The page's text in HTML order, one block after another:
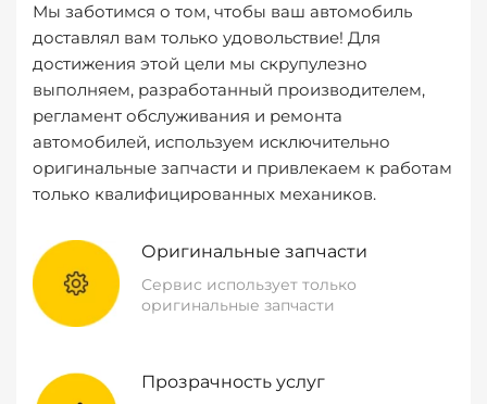
Мы заботимся о том, чтобы ваш автомобиль
доставлял вам только удовольствие! Для
достижения этой цели мы скрупулезно
выполняем, разработанный производителем,
регламент обслуживания и ремонта
автомобилей, используем исключительно
оригинальные запчасти и привлекаем к работам
только квалифицированных механиков.
Оригинальные запчасти
Сервис использует только
оригинальные запчасти
Прозрачность услуг